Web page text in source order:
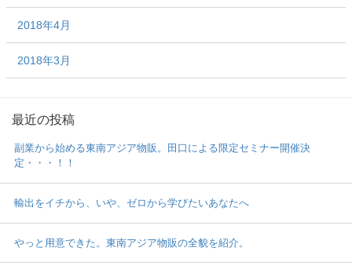
2018年4月
2018年3月
最近の投稿
副業から始める東南アジア物販。田口による限定セミナー開催決
定・・・！！
輸出をイチから、いや、ゼロから学びたいあなたへ
やっと用意できた。東南アジア物販の全貌を紹介。